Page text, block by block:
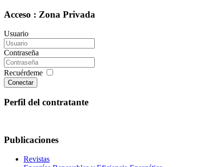
Acceso : Zona Privada
Usuario
Contraseña
Recuérdeme
Conectar
Perfil del contratante
Publicaciones
Revistas